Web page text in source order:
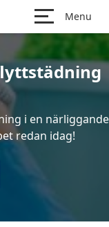
Menu
i en närliggande
redan idag!